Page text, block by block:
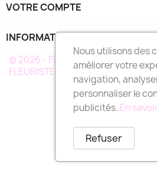
VOTRE COMPTE
INFORMATIONS
© 2026 - FLEURS DEUIL
FLEURISTE A VOTRE SERVICE EN
Nous utilisons des
améliorer votre
navigation,
personnaliser le
publicités. En
Refuser